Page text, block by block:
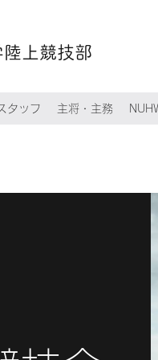
上競技部
タッフ 主将・主務